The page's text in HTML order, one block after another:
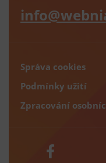
Správa cookies
Podmínky užití
Zpracování